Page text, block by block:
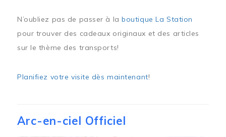
N’oubliez pas de passer à laboutique La Station
pour trouver des cadeaux originaux et des articles
sur le thème des transports!
Planifiez votre visite dès maintenant!
Arc-en-ciel Officiel